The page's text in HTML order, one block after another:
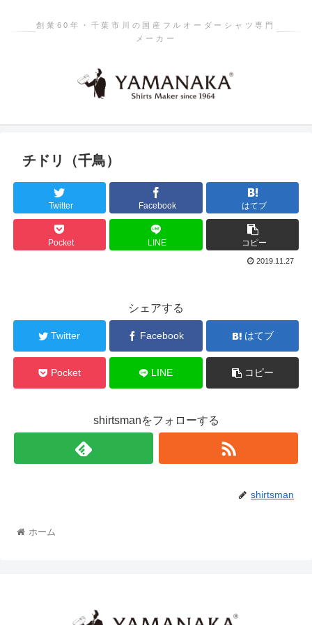
創業60年・千葉市川の国産フルオーダーシャツ専門
メーカー
チドリ（千鳥）
Twitter Facebook はてブ
Pocket LINE コピー
2019.11.27
シェアする
Twitter Facebook はてブ
Pocket LINE コピー
shirtsmanをフォローする
shirtsman
ホーム